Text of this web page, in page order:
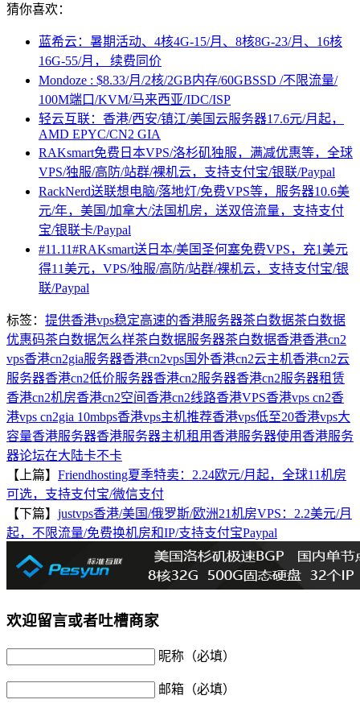
猜你喜欢：
蓝希云：暑期活动、4核4G-15/月、8核8G-23/月、16核
16G-55/月， 续费同价
Mondoze : $8.33/月/2核/2GB内存/60GBSSD /不限流量/
100M端口/KVM/马来西亚/IDC/ISP
轻云互联：香港/西安/镇江/美国云服务器17.6元/月起，
AMD EPYC/CN2 GIA
RAKsmart免费日本VPS/洛杉矶独服，满减优惠等，全球
VPS/独服/高防/站群/裸机云，支持支付宝/银联/Paypal
RackNerd送联想电脑/落地灯/免费VPS等，服务器10.6美
元/年，美国/加拿大/法国机房，送双倍流量，支持支付
宝/银联卡/Paypal
#11.11#RAKsmart送日本/美国圣何塞免费VPS，充1美元
得11美元，VPS/独服/高防/站群/裸机云，支持支付宝/银
联/Paypal
标签： 提供香港vps稳定高速的香港服务器茶白数据茶白数据
优惠码茶白数据怎么样茶白数据服务器茶白数据香港香港cn2
vps香港cn2gia服务器香港cn2vps国外香港cn2云主机香港cn2云
服务器香港cn2低价服务器香港cn2服务器香港cn2服务器租赁
香港cn2机房香港cn2空间 香港cn2线路香港VPS香港vps cn2香
港vps cn2gia 10mbps香港vps主机推荐香港vps低至20香港vps大
容量香港服务器香港服务器主机租用 香港服务器使用 香港服务
器论坛在大陆卡不卡
【上篇】 Friendhosting夏季特卖：2.24欧元/月起，全球11机房
可选，支持支付宝/微信支付
【下篇】 justvps香港/美国/俄罗斯/欧洲21机房VPS：2.2美元/月
起，不限流量/免费换机房和IP/支持支付宝Paypal
欢迎留言或者吐槽商家
昵称（必填）
邮箱（必填）